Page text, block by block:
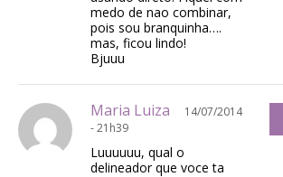
medo de nao combinar,
pois sou branquinha….
mas, ficou lindo!
Bjuuu
Maria Luiza
14/07/2014
- 21h39
Luuuuuu, qual o
delineador que voce ta